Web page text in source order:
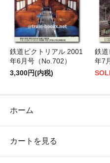
鉄道ピクトリアル 2001
年6月号（No.702）
3,300円(内税)
鉄道
年7
ホーム
カートを見る